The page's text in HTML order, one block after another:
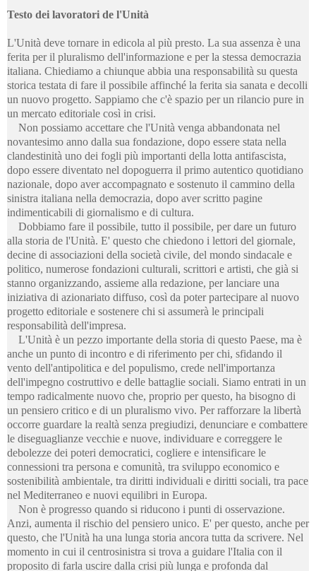
Testo dei lavoratori de l'Unità
L'Unità deve tornare in edicola al più presto. La sua assenza è una
ferita per il pluralismo dell'informazione e per la stessa democrazia
italiana. Chiediamo a chiunque abbia una responsabilità su questa
storica testata di fare il possibile affinché la ferita sia sanata e decolli
un nuovo progetto. Sappiamo che c'è spazio per un rilancio pure in
un mercato editoriale così in crisi.
Non possiamo accettare che l'Unità venga abbandonata nel
novantesimo anno dalla sua fondazione, dopo essere stata nella
clandestinità uno dei fogli più importanti della lotta antifascista,
dopo essere diventato nel dopoguerra il primo autentico quotidiano
nazionale, dopo aver accompagnato e sostenuto il cammino della
sinistra italiana nella democrazia, dopo aver scritto pagine
indimenticabili di giornalismo e di cultura.
Dobbiamo fare il possibile, tutto il possibile, per dare un futuro
alla storia de l'Unità. E' questo che chiedono i lettori del giornale,
decine di associazioni della società civile, del mondo sindacale e
politico, numerose fondazioni culturali, scrittori e artisti, che già si
stanno organizzando, assieme alla redazione, per lanciare una
iniziativa di azionariato diffuso, così da poter partecipare al nuovo
progetto editoriale e sostenere chi si assumerà le principali
responsabilità dell'impresa.
L'Unità è un pezzo importante della storia di questo Paese, ma è
anche un punto di incontro e di riferimento per chi, sfidando il
vento dell'antipolitica e del populismo, crede nell'importanza
dell'impegno costruttivo e delle battaglie sociali. Siamo entrati in un
tempo radicalmente nuovo che, proprio per questo, ha bisogno di
un pensiero critico e di un pluralismo vivo. Per rafforzare la libertà
occorre guardare la realtà senza pregiudizi, denunciare e combattere
le diseguaglianze vecchie e nuove, individuare e correggere le
debolezze dei poteri democratici, cogliere e intensificare le
connessioni tra persona e comunità, tra sviluppo economico e
sostenibilità ambientale, tra diritti individuali e diritti sociali, tra pace
nel Mediterraneo e nuovi equilibri in Europa.
Non è progresso quando si riducono i punti di osservazione.
Anzi, aumenta il rischio del pensiero unico. E' per questo, anche per
questo, che l'Unità ha una lunga storia ancora tutta da scrivere. Nel
momento in cui il centrosinistra si trova a guidare l'Italia con il
proposito di farla uscire dalla crisi più lunga e profonda dal